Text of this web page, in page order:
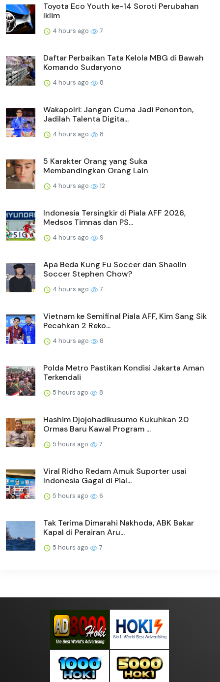
Toyota Eco Youth ke-14 Soroti Perubahan
Iklim
4 hours ago 7
Daftar Perbaikan Tata Kelola MBG di Bawah
Komando Sudaryono
4 hours ago 8
Wakapolri: Jangan Cuma Jadi Penonton,
Jadilah Talenta Digita...
4 hours ago 8
5 Karakter Orang yang Suka
Membandingkan Orang Lain
4 hours ago 12
Indonesia Tersingkir di Piala AFF 2026,
Medsos Timnas dan PS...
4 hours ago 9
Apa Beda Kung Fu Soccer dan Shaolin
Soccer Stephen Chow?
4 hours ago 7
Vietnam ke Semifinal Piala AFF, Kim Sang Sik
Pecahkan 2 Reko...
4 hours ago 8
Polda Metro Pastikan Kondisi Jakarta Aman
Terkendali
5 hours ago 8
Hashim Djojohadikusumo Kukuhkan 20
Ormas Baru Kawal Program ...
5 hours ago 7
Viral Ridho Redam Amuk Suporter usai
Indonesia Gagal di Pial...
5 hours ago 6
Tak Terima Dimarahi Nakhoda, ABK Bakar
Kapal di Perairan Aru...
5 hours ago 7